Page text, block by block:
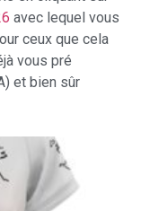
avec lequel vous
ceux que cela
vous pré
et bien sûr